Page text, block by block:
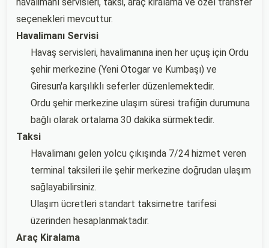
seçenekleri mevcuttur.
Havalimanı Servisi
Havaş servisleri, havalimanına inen her uçuş için Ordu
şehir merkezine (Yeni Otogar ve Kumbaşı) ve
Giresun'a karşılıklı seferler düzenlemektedir.
Ordu şehir merkezine ulaşım süresi trafiğin durumuna
bağlı olarak ortalama 30 dakika sürmektedir.
Taksi
Havalimanı gelen yolcu çıkışında 7/24 hizmet veren
terminal taksileri ile şehir merkezine doğrudan ulaşım
sağlayabilirsiniz.
Ulaşım ücretleri standart taksimetre tarifesi
üzerinden hesaplanmaktadır.
Araç Kiralama